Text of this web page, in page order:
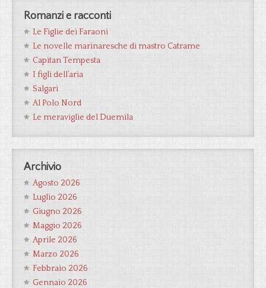
Romanzi e racconti
Le Figlie dei Faraoni
Le novelle marinaresche di mastro Catrame
Capitan Tempesta
I figli dell’aria
Salgari
Al Polo Nord
Le meraviglie del Duemila
Archivio
Agosto 2026
Luglio 2026
Giugno 2026
Maggio 2026
Aprile 2026
Marzo 2026
Febbraio 2026
Gennaio 2026